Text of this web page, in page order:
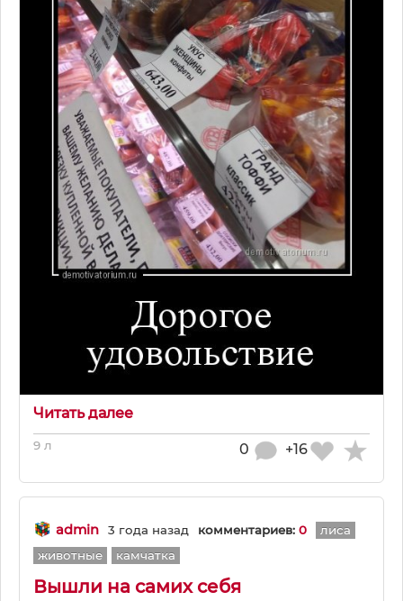
Читать далее
9 л +16
0
admin 3 года назад комментариев: 0
лиса
животные
камчатка
Вышли на самих себя